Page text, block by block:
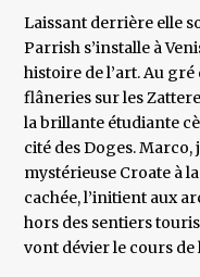
Laissant derrière elle
Parrish s’installe à
histoire de l’art. Au
flâneries sur les
la brillante étudiante
cité des Doges.
mystérieuse Croate à
cachée, l’initient aux
hors des sentiers
vont dévier le cours de